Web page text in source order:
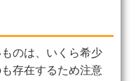
のは、いくら希少
存在するため注意